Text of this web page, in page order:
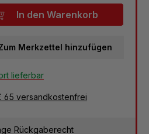
In den Warenkorb
Merkzettel hinzufügen
lieferbar
65 versandkostenfrei
Rückgaberecht